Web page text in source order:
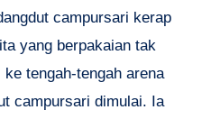
campursari kerap
yang berpakaian tak
tengah-tengah arena
campursari dimulai. Ia